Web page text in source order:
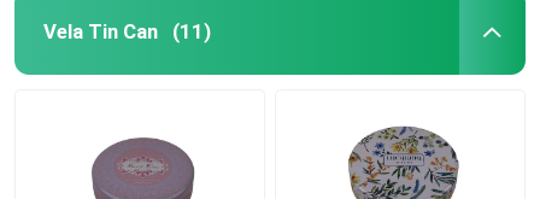
Vela Tin Can (11)